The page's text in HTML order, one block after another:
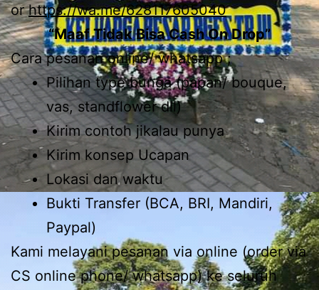
orhttps://wa.me/628117605040
“Maaf Tidak Bisa Cash On Drop”
Cara pesanan online/ whatsapp ;
Pilihan type bunga (papan/ bouque,
vas, standflower dll)
Kirim contoh jikalau punya
Kirim konsep Ucapan
Lokasi dan waktu
Bukti Transfer (BCA, BRI, Mandiri,
Paypal)
Kami melayani pesanan via online (order via
CS online phone/ whatsapp) ke seluruh